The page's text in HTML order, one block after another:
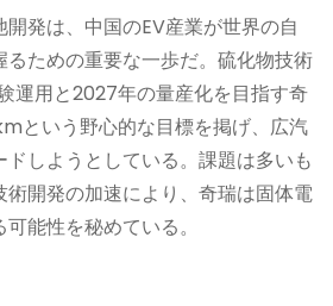
発は、中国のEV産業が世界の自
ための重要な一歩だ。硫化物技術
運用と2027年の量産化を目指す奇
という野心的な目標を掲げ、広汽
しようとしている。課題は多いも
開発の加速により、奇瑞は固体電
能性を秘めている。